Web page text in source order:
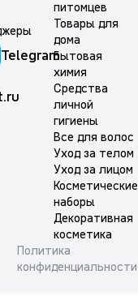
Telegram
питомцев
Товары для
дома
Бытовая
химия
Средства
личной
гигиены
Все для волос
Уход за телом
Уход за лицом
Косметические
наборы
Декоративная
косметика
Политика
конфиденциальности